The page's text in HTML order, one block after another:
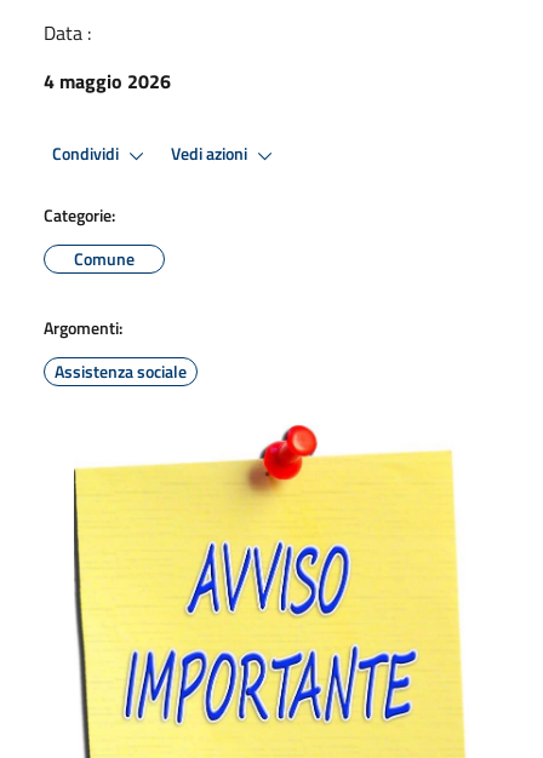
Data :
4 maggio 2026
Condividi Vedi azioni
Categorie:
Comune
Argomenti:
Assistenza sociale